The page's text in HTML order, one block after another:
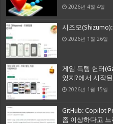
2026년 4월 4일
시즈모
2026년 1월 26일
게임 득템 헌터
있지?에서 시작
2026년 1월 15일
GitHub: Copilot
좀 이상하다고